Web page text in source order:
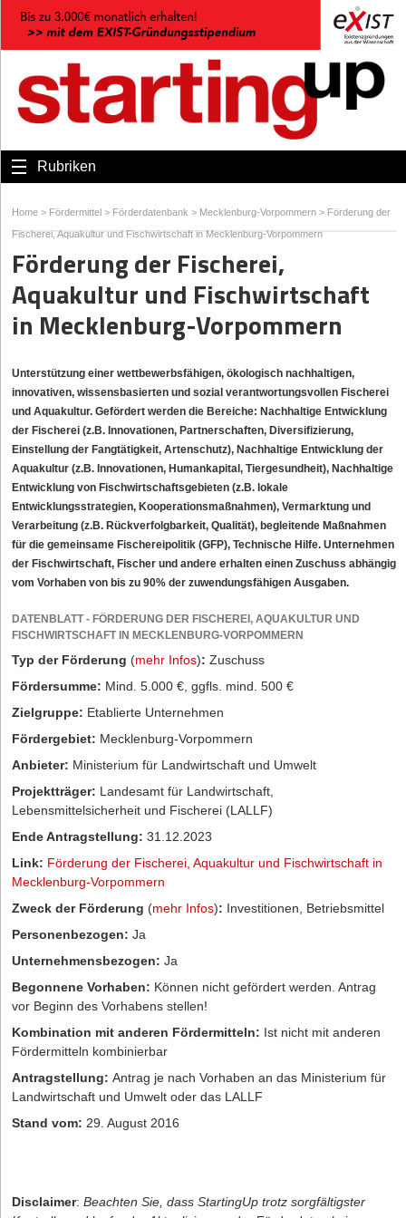
Rubriken
Home > Fördermittel > Förderdatenbank > Mecklenburg-Vorpommern > Förderung der
Fischerei, Aquakultur und Fischwirtschaft in Mecklenburg-Vorpommern
Förderung der Fischerei,
Aquakultur und Fischwirtschaft
in Mecklenburg-Vorpommern
Unterstützung einer wettbewerbsfähigen, ökologisch nachhaltigen,
innovativen, wissensbasierten und sozial verantwortungsvollen Fischerei
und Aquakultur. Gefördert werden die Bereiche: Nachhaltige Entwicklung
der Fischerei (z.B. Innovationen, Partnerschaften, Diversifizierung,
Einstellung der Fangtätigkeit, Artenschutz), Nachhaltige Entwicklung der
Aquakultur (z.B. Innovationen, Humankapital, Tiergesundheit), Nachhaltige
Entwicklung von Fischwirtschaftsgebieten (z.B. lokale
Entwicklungsstrategien, Kooperationsmaßnahmen), Vermarktung und
Verarbeitung (z.B. Rückverfolgbarkeit, Qualität), begleitende Maßnahmen
für die gemeinsame Fischereipolitik (GFP), Technische Hilfe. Unternehmen
der Fischwirtschaft, Fischer und andere erhalten einen Zuschuss abhängig
vom Vorhaben von bis zu 90% der zuwendungsfähigen Ausgaben.
DATENBLATT - FÖRDERUNG DER FISCHEREI, AQUAKULTUR UND
FISCHWIRTSCHAFT IN MECKLENBURG-VORPOMMERN
Typ der Förderung (mehr Infos): Zuschuss
Fördersumme: Mind. 5.000 €, ggfls. mind. 500 €
Zielgruppe: Etablierte Unternehmen
Fördergebiet: Mecklenburg-Vorpommern
Anbieter: Ministerium für Landwirtschaft und Umwelt
Projektträger: Landesamt für Landwirtschaft,
Lebensmittelsicherheit und Fischerei (LALLF)
Ende Antragstellung: 31.12.2023
Link: Förderung der Fischerei, Aquakultur und Fischwirtschaft in
Mecklenburg-Vorpommern
Zweck der Förderung (mehr Infos): Investitionen, Betriebsmittel
Personenbezogen: Ja
Unternehmensbezogen: Ja
Begonnene Vorhaben: Können nicht gefördert werden. Antrag
vor Beginn des Vorhabens stellen!
Kombination mit anderen Fördermitteln: Ist nicht mit anderen
Fördermitteln kombinierbar
Antragstellung: Antrag je nach Vorhaben an das Ministerium für
Landwirtschaft und Umwelt oder das LALLF
Stand vom: 29. August 2016
Disclaimer: Beachten Sie, dass StartingUp trotz sorgfältigster